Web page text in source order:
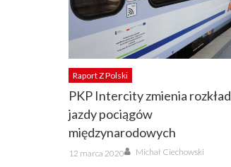
Raport Z Polski
PKP Intercity zmienia rozkład
jazdy pociągów
międzynarodowych
Posted
on
12 marca 2020 Author
Michał Ciechowski